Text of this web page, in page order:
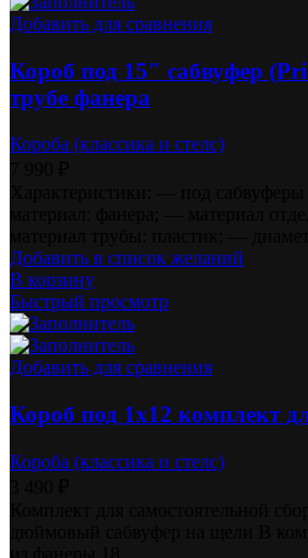
Добавить для сравнения
Короб под 15″ сабвуфер
трубе фанера
Короба (классика и стелс)
Добавить в список желаний
В корзину
Быстрый просмотр
Добавить для сравнения
Короб под 1х12 комплект
Короба (классика и стелс)